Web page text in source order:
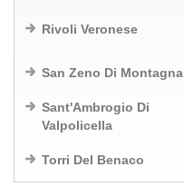
Rivoli Veronese
San Zeno Di Montagna
Sant'Ambrogio Di
Valpolicella
Torri Del Benaco